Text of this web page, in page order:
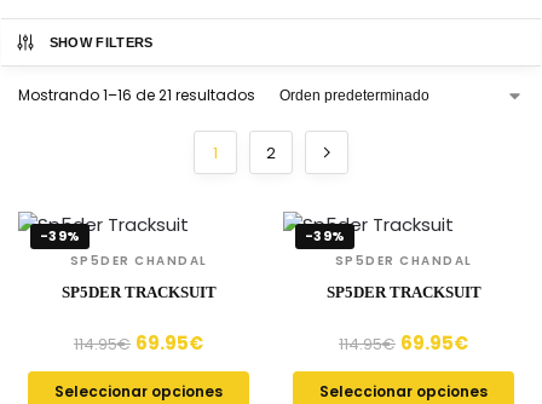
SHOW FILTERS
Mostrando 1–16 de 21 resultados
1 2
-39%
SP5DER CHANDAL
SP5DER TRACKSUIT
114.95€ 69.95€
Seleccionar opciones
-39%
SP5DER CHANDAL
SP5DER TRACKSUIT
114.95€ 69.95€
Seleccionar opciones